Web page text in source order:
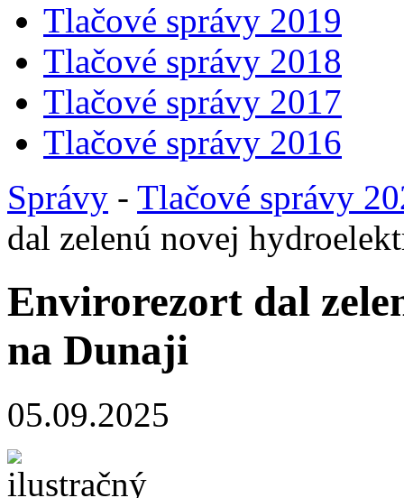
Tlačové správy 2019
Tlačové správy 2018
Tlačové správy 2017
Tlačové správy 2016
Správy - Tlačové správy
dal zelenú novej
Envirorezort dal
na Dunaji
05.09.2025